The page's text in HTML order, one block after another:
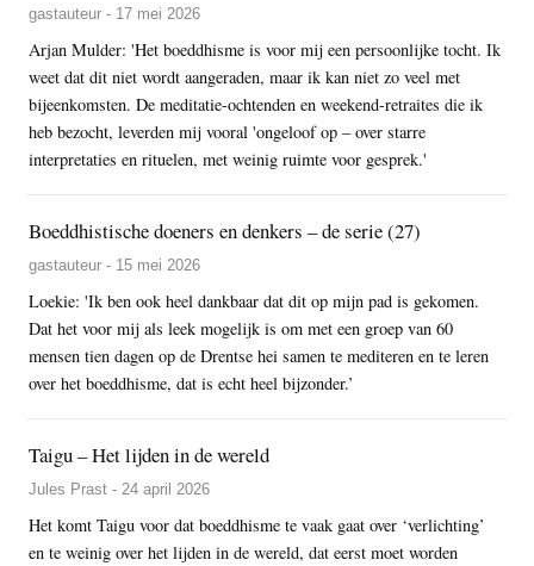
gastauteur - 17 mei 2026
Arjan Mulder: 'Het boeddhisme is voor mij een persoonlijke tocht. Ik
weet dat dit niet wordt aangeraden, maar ik kan niet zo veel met
bijeenkomsten. De meditatie-ochtenden en weekend-retraites die ik
heb bezocht, leverden mij vooral 'ongeloof op – over starre
interpretaties en rituelen, met weinig ruimte voor gesprek.'
Boeddhistische doeners en denkers – de serie (27)
gastauteur - 15 mei 2026
Loekie: 'Ik ben ook heel dankbaar dat dit op mijn pad is gekomen.
Dat het voor mij als leek mogelijk is om met een groep van 60
mensen tien dagen op de Drentse hei samen te mediteren en te leren
over het boeddhisme, dat is echt heel bijzonder.’
Taigu – Het lijden in de wereld
Jules Prast - 24 april 2026
Het komt Taigu voor dat boeddhisme te vaak gaat over ‘verlichting’
en te weinig over het lijden in de wereld, dat eerst moet worden